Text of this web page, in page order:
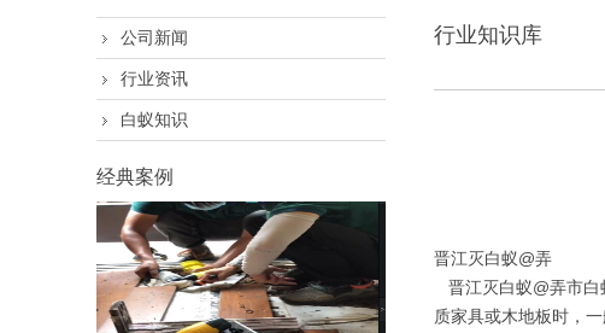
公司新闻
行业资讯
白蚁知识
经典案例
行业知识库
晋江灭白蚁@弄
晋江灭白蚁@弄市白
质家具或木地板时，